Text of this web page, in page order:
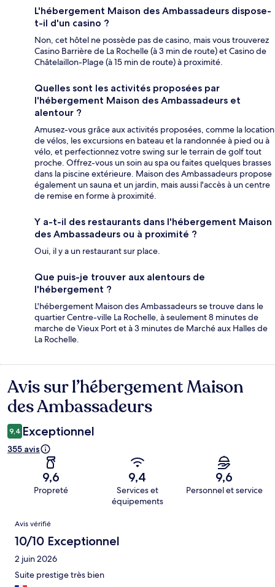
L'hébergement Maison des Ambassadeurs dispose-
t-il d'un casino ?
Non, cet hôtel ne possède pas de casino, mais vous trouverez
Casino Barrière de La Rochelle (à 3 min de route) et Casino de
Châtelaillon-Plage (à 15 min de route) à proximité.
Quelles sont les activités proposées par
l'hébergement Maison des Ambassadeurs et
alentour ?
Amusez-vous grâce aux activités proposées, comme la location
de vélos, les excursions en bateau et la randonnée à pied ou à
vélo, et perfectionnez votre swing sur le terrain de golf tout
proche. Offrez-vous un soin au spa ou faites quelques brasses
dans la piscine extérieure. Maison des Ambassadeurs propose
également un sauna et un jardin, mais aussi l'accès à un centre
de remise en forme à proximité.
Y a-t-il des restaurants dans l'hébergement Maison
des Ambassadeurs ou à proximité ?
Oui, il y a un restaurant sur place.
Que puis-je trouver aux alentours de
l'hébergement ?
L'hébergement Maison des Ambassadeurs se trouve dans le
quartier Centre-ville La Rochelle, à seulement 8 minutes de
marche de Vieux Port et à 3 minutes de Marché aux Halles de
La Rochelle.
Avis
Avis sur l’hébergement Maison
des Ambassadeurs
9,4 Exceptionnel
355 avis
9,6
Propreté
9,4
Services et
équipements
9,6
Personnel et service
Avis
Avis vérifié
10/10 Exceptionnel
2 juin 2026
Suite prestige très bien